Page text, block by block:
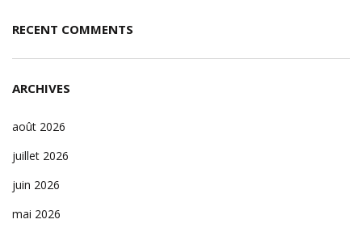
RECENT COMMENTS
ARCHIVES
août 2026
juillet 2026
juin 2026
mai 2026